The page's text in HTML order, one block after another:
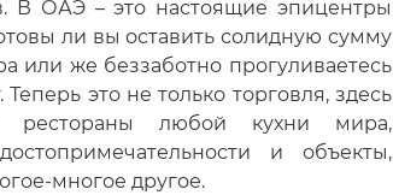
В ОАЭ – это настоящие эпицентры
ли вы оставить солидную сумму
же беззаботно прогуливаетесь
это не только торговля, здесь
рестораны любой кухни мира,
и объекты,
многое другое.